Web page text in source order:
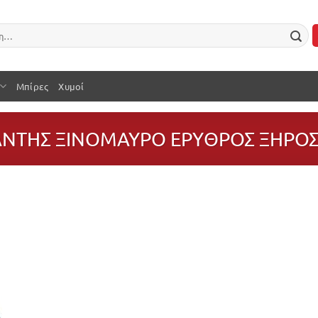
Μπίρες Χυμοί
ΞΙΝΟΜΑΥΡΟ ΕΡΥΘΡΟΣ